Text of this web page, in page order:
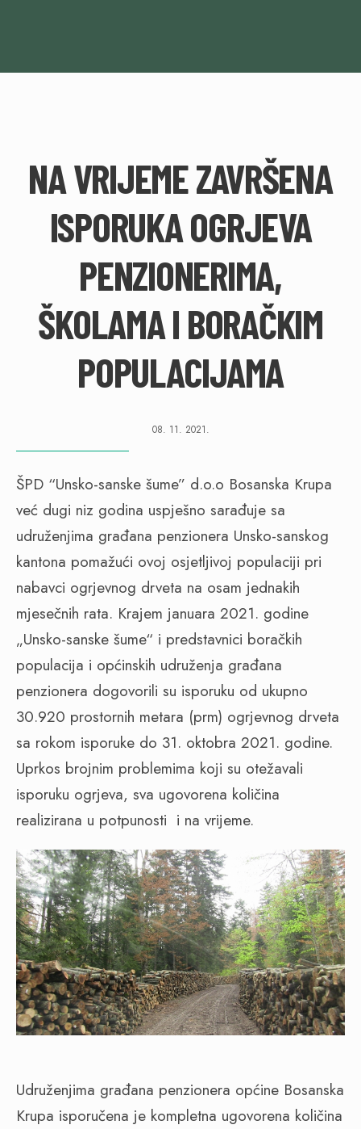
NA VRIJEME ZAVRŠENA
ISPORUKA OGRJEVA
PENZIONERIMA,
ŠKOLAMA I BORAČKIM
POPULACIJAMA
08. 11. 2021.
ŠPD “Unsko-sanske šume” d.o.o Bosanska Krupa
već dugi niz godina uspješno sarađuje sa
udruženjima građana penzionera Unsko-sanskog
kantona pomažući ovoj osjetljivoj populaciji pri
nabavci ogrjevnog drveta na osam jednakih
mjesečnih rata. Krajem januara 2021. godine
„Unsko-sanske šume“ i predstavnici boračkih
populacija i općinskih udruženja građana
penzionera dogovorili su isporuku od ukupno
30.920 prostornih metara (prm) ogrjevnog drveta
sa rokom isporuke do 31. oktobra 2021. godine.
Uprkos brojnim problemima koji su otežavali
isporuku ogrjeva, sva ugovorena količina
realizirana u potpunosti i na vrijeme.
Udruženjima građana penzionera općine Bosanska
Krupa isporučena je kompletna ugovorena količina